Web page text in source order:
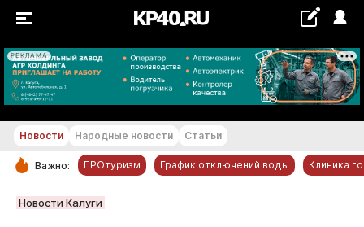
РЕКЛАМА
+29...+30 °С
РУБРИКИ
Новости Народные новости Статьи
Важно: ПРОтуризм График отключений воды Клиника
Новости Калуги